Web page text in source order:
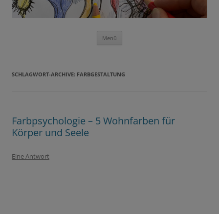
Menü
SCHLAGWORT-ARCHIVE: FARBGESTALTUNG
Farbpsychologie – 5 Wohnfarben für
Körper und Seele
Eine Antwort